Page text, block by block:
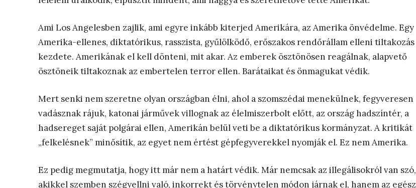
Ami Los Angelesben zajlik, ami egyre inkább kiterjed Amerikára, az Amerika önvédelme. Egy
Amerika-ellenes, diktatórikus, rasszista, gyűlölködő, erőszakos rendőrállam elleni tiltakozás
kezdete. Amerikának el kell dönteni, mit akar. Az emberek ösztönösen reagálnak, alapvető
ösztöneik tiltakoznak az embertelen terror ellen. Barátaikat és önmagukat védik.
Mert senki nem szeretne olyan országban élni, ahol a szomszédai menekülnek, fegyveresen
vadásznak rájuk, katonai járművek villognak az élelmiszerbolt előtt, az ország hadszíntér, a
hadsereget saját polgárai ellen, Amerikán belül veti be a diktatórikus kormányzat. A kritikát
„felkelésnek” minősítik, az egyet nem értést gépfegyverekkel nyomják el. Ez nem Amerika.
Ez pedig megmutatja, hogy itt már nem a határt védik. Már nemcsak az illegálisokról van szó,
akikkel szemben szégyellni való, inkorrekt és törvénytelen módon járnak el, hanem az egész